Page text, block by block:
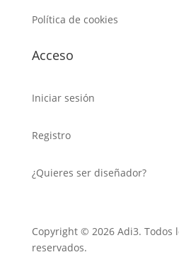
Política de cookies
Acceso
Iniciar sesión
Registro
¿Quieres ser diseñador?
Copyright © 2026 Adi3. Todos
reservados.